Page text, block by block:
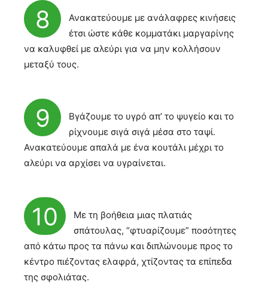
8
Ανακατεύουμε με ανάλαφρες κινήσεις
έτσι ώστε κάθε κομματάκι μαργαρίνης
να καλυφθεί με αλεύρι για να μην κολλήσουν
μεταξύ τους.
9
Βγάζουμε το υγρό απ’ το ψυγείο και το
ρίχνουμε σιγά σιγά μέσα στο ταψί.
Ανακατεύουμε απαλά με ένα κουτάλι μέχρι το
αλεύρι να αρχίσει να υγραίνεται.
10
Με τη βοήθεια μιας πλατιάς
σπάτουλας, “φτυαρίζουμε” ποσότητες
από κάτω προς τα πάνω και διπλώνουμε προς το
κέντρο πιέζοντας ελαφρά, χτίζοντας τα επίπεδα
της σφολιάτας.